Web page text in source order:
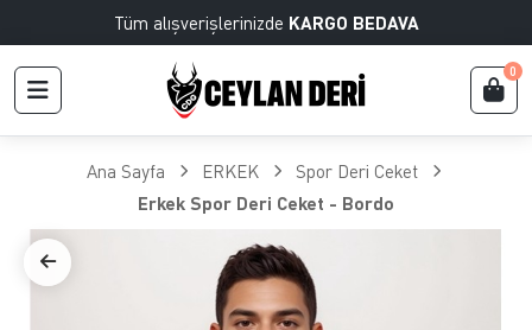
Tüm alışverişlerinizde KARGO BEDAVA
0
Ana Sayfa ERKEK
Spor Deri Ceket
Erkek Spor Deri Ceket - Bordo